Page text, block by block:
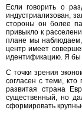
Если говорить о
индустриализован,
стороны он более
привыкло к
плане мы
центр имеет
идентификацию. Я бы
С точки зрения
согласен с теми,
развитая страна
существенный, но
сформировать